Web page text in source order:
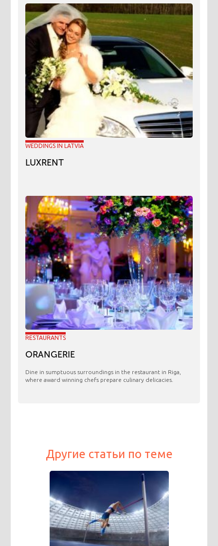
WEDDINGS IN LATVIA
LUXRENT
RESTAURANTS
ORANGERIE
​Dine in sumptuous surroundings in the restaurant in Riga,
where award winning chefs prepare culinary delicacies.
Другие статьи по теме